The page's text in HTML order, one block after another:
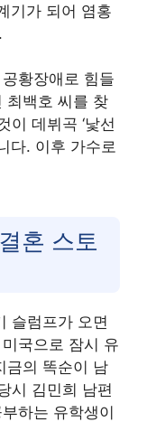
기가 되어 염홍
황장애로 힘들
최백호 씨를 찾
이 데뷔곡 ‘낯선
다. 이후 가수로
혼 스토
슬럼프가 오면
국으로 잠시 유
금의 똑순이 남
시 김민희 남편
하는 유학생이